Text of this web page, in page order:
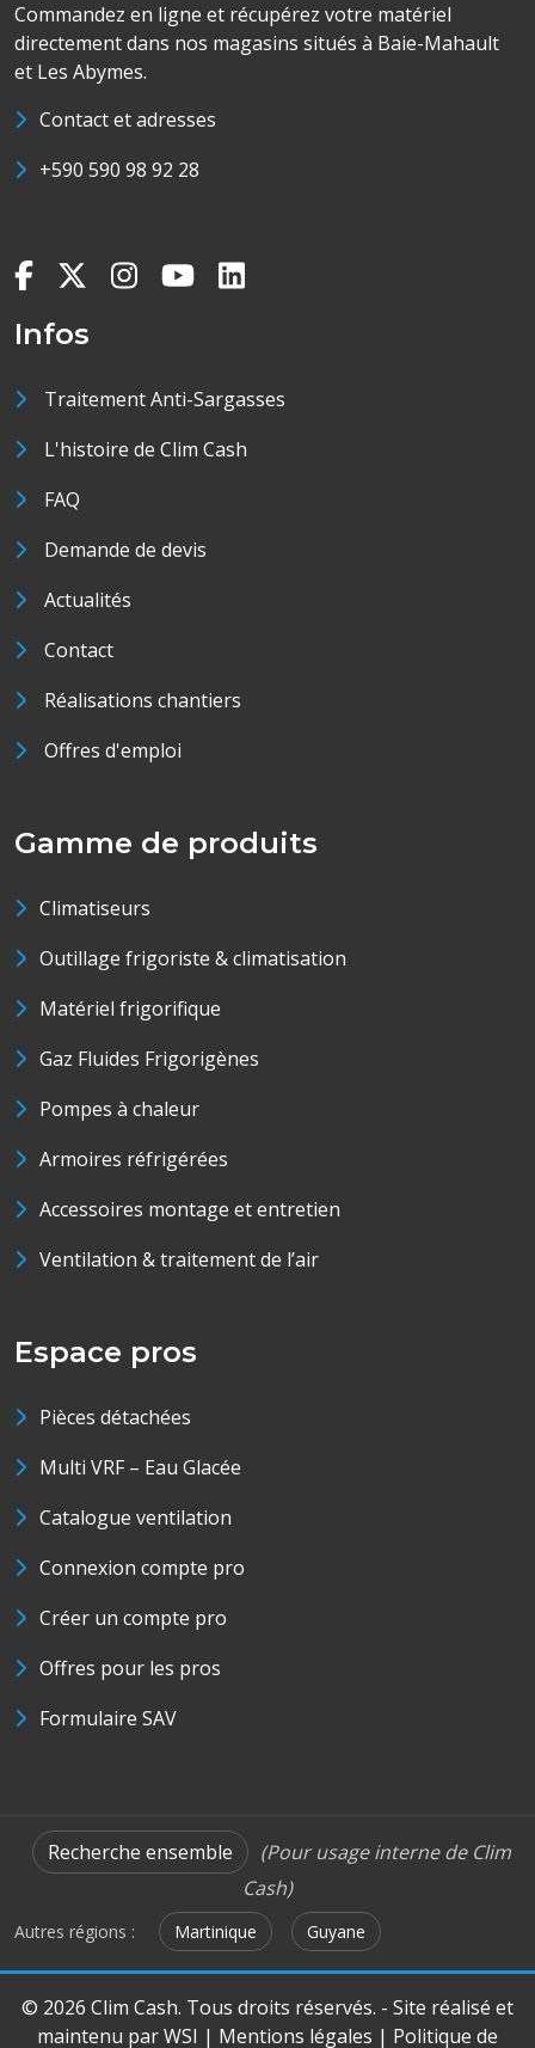
Commandez en ligne et récupérez votre matériel
directement dans nos magasins situés à Baie-Mahault
et Les Abymes.
Contact et adresses
+590 590 98 92 28
Infos
Traitement Anti-Sargasses
L'histoire de Clim Cash
FAQ
Demande de devis
Actualités
Contact
Réalisations chantiers
Offres d'emploi
Gamme de produits
Climatiseurs
Outillage frigoriste & climatisation
Matériel frigorifique
Gaz Fluides Frigorigènes
Pompes à chaleur
Armoires réfrigérées
Accessoires montage et entretien
Ventilation & traitement de l’air
Espace pros
Pièces détachées
Multi VRF – Eau Glacée
Catalogue ventilation
Connexion compte pro
Créer un compte pro
Offres pour les pros
Formulaire SAV
Recherche ensemble
(Pour usage interne de Clim
Cash)
Autres régions : Martinique Guyane
© 2026 Clim Cash. Tous droits réservés. - Site réalisé et
maintenu parWSI | Mentions légales | Politique de